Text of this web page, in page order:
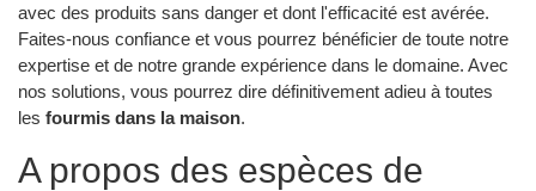
avec des produits sans danger et dont l'efficacité est avérée.
Faites-nous confiance et vous pourrez bénéficier de toute notre
expertise et de notre grande expérience dans le domaine. Avec
nos solutions, vous pourrez dire définitivement adieu à toutes
les fourmis dans la maison.
A propos des espèces de